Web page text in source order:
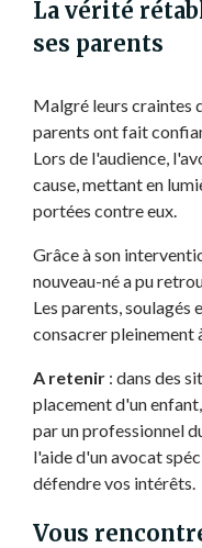
La vérité
ses parents
Malgré leurs craintes
parents ont fait
Lors de l'audience,
cause, mettant en
portées contre eux.
Grâce à son
nouveau-né a pu
Les parents, soulagés
consacrer pleinement
A retenir: dans des
placement d'un
par un professionnel
l'aide d'un avocat
défendre vos intérêts.
Vous